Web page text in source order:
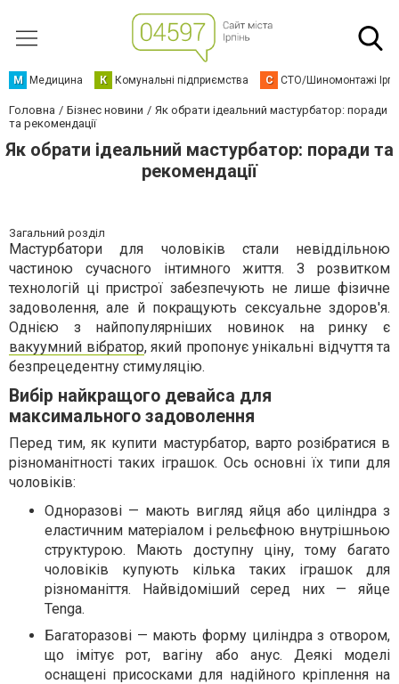
М Медицина К Комунальні підприємства С СТО/Шиномонтажі
Головна Бізнес новини
Як обрати ідеальний мастурбатор: поради
та рекомендації
Як обрати ідеальний мастурбатор: поради та
рекомендації
Загальний розділ
Мастурбатори для чоловіків стали невіддільною
частиною сучасного інтимного життя. З розвитком
технологій ці пристрої забезпечують не лише фізичне
задоволення, але й покращують сексуальне здоров'я.
Однією з найпопулярніших новинок на ринку є
вакуумний вібратор, який пропонує унікальні відчуття та
безпрецедентну стимуляцію.
Вибір найкращого девайса для
максимального задоволення
Перед тим, як купити мастурбатор, варто розібратися в
різноманітності таких іграшок. Ось основні їх типи для
чоловіків:
Одноразові — мають вигляд яйця або циліндра з
еластичним матеріалом і рельєфною внутрішньою
структурою. Мають доступну ціну, тому багато
чоловіків купують кілька таких іграшок для
різноманіття. Найвідоміший серед них — яйце
Tenga.
Багаторазові — мають форму циліндра з отвором,
що імітує рот, вагіну або анус. Деякі моделі
оснащені присосками для надійного кріплення на